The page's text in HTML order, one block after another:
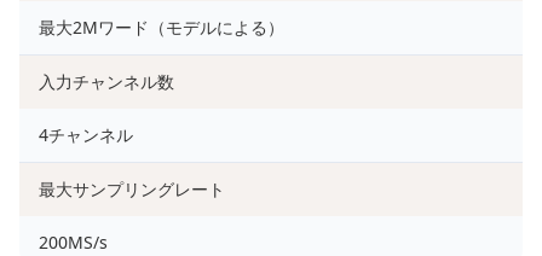
最大2Mワード（モデルによる）
入力チャンネル数
4チャンネル
最大サンプリングレート
200MS/s